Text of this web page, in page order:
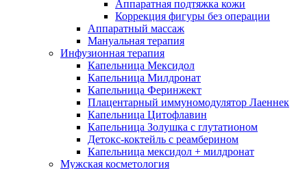
Аппаратная подтяжка кожи
Коррекция фигуры без операции
Аппаратный массаж
Мануальная терапия
Инфузионная терапия
Капельница Мексидол
Капельница Милдронат
Капельница Феринжект
Плацентарный иммуномодулятор Лаеннек
Капельница Цитофлавин
Капельница Золушка с глутатионом
Детокс-коктейль с реамберином
Капельница мексидол + милдронат
Мужская косметология